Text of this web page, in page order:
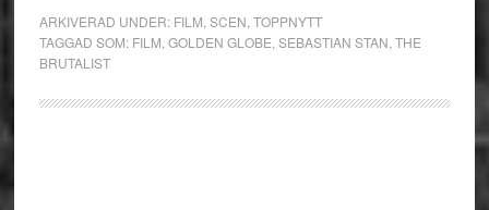
ARKIVERAD UNDER: FILM SCEN TOPPNYTT
TAGGAD SOM: FILM GOLDEN GLOBE SEBASTIAN STAN THE
BRUTALIST